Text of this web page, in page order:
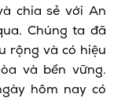
chia sẻ với An
Chúng ta đã
rộng và có hiệu
và bền vững.
hôm nay có